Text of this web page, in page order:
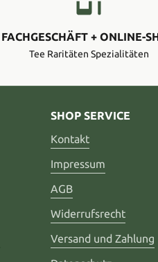
FACHGESCHÄFT + ONLINE-
Tee Raritäten Spezialitäten
SHOP SERVICE
Kontakt
Impressum
AGB
Widerrufsrecht
Versand und Zahlung